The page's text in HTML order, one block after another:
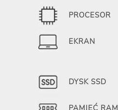
PROCESOR
EKRAN
DYSK SSD